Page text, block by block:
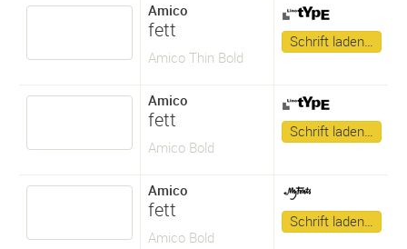
Amico
fett
Amico Thin Bold
Schrift laden…
Amico
fett
Amico Bold
Schrift laden…
Amico
fett
Amico Bold
Schrift laden…